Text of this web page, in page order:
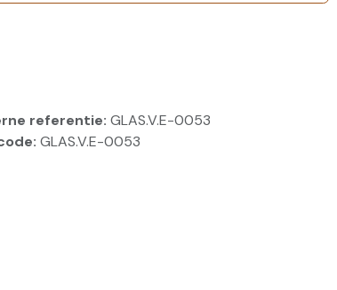
referentie: GLAS.V.E-0053
GLAS.V.E-0053